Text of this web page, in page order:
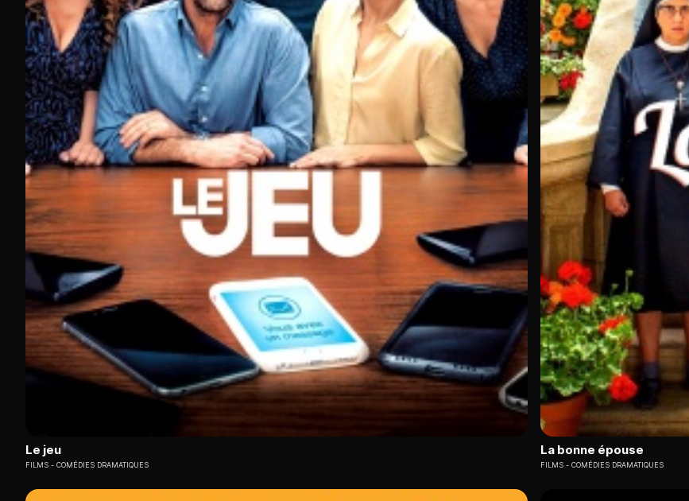
Le jeu
FILMS COMÉDIES DRAMATIQUES
La bonne épouse
FILMS COMÉDIES DRAMATIQUES